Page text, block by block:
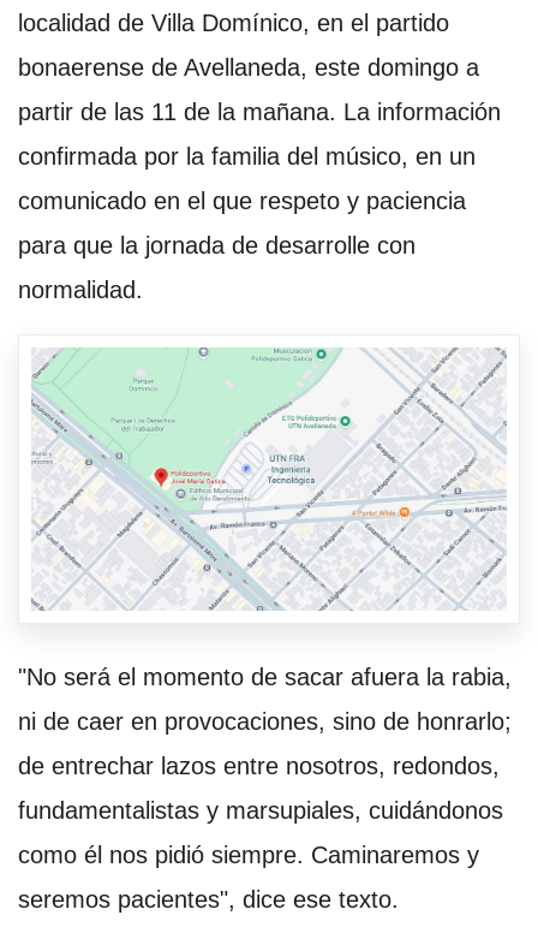
localidad de Villa Domínico, en el partido
bonaerense de Avellaneda, este domingo a
partir de las 11 de la mañana. La información
confirmada por la familia del músico, en un
comunicado en el que respeto y paciencia
para que la jornada de desarrolle con
normalidad.
"No será el momento de sacar afuera la rabia,
ni de caer en provocaciones, sino de honrarlo;
de entrechar lazos entre nosotros, redondos,
fundamentalistas y marsupiales, cuidándonos
como él nos pidió siempre. Caminaremos y
seremos pacientes", dice ese texto.